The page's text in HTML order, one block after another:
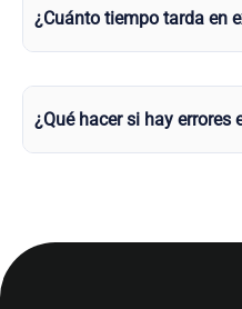
¿Cuánto tiempo tarda en
¿Qué hacer si hay errores